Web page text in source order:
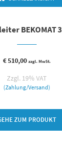
BEKOMAT
€510,00 zzgl. MwSt.
Zzgl. 19% VAT
(Zahlung/Versand)
ZUM PRODUKT